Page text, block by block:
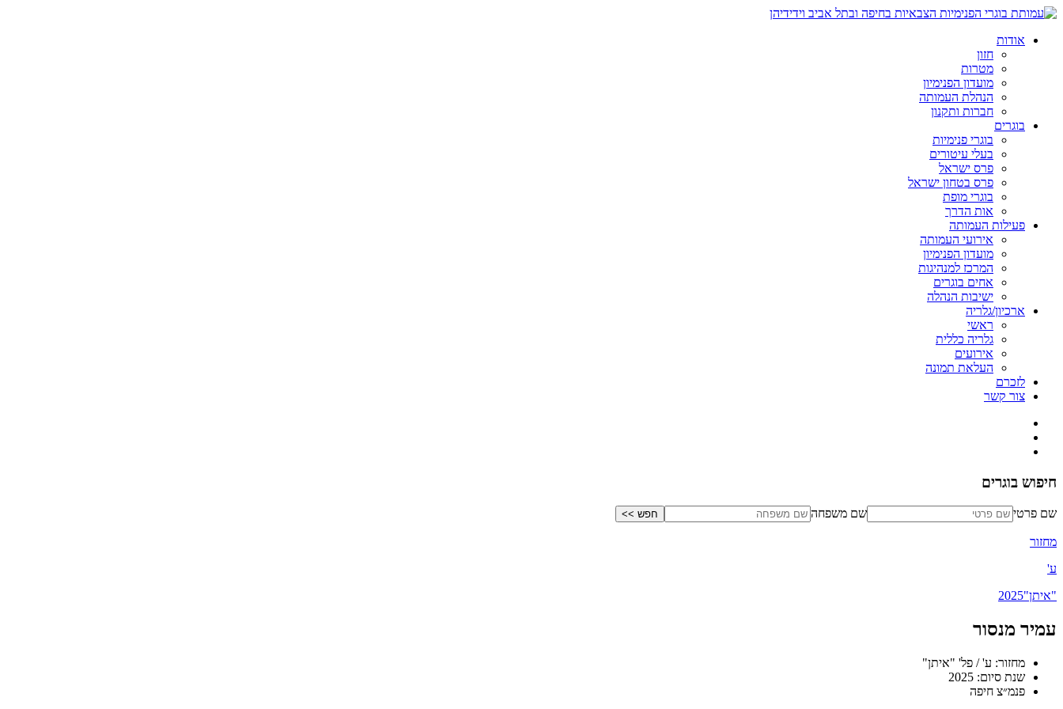
אודות
חזון
מטרות
מועדון הפנימיון
הנהלת העמותה
חברות ותקנון
בוגרים
בוגרי פנימיות
בעלי עיטורים
פרס ישראל
פרס בטחון ישראל
בוגרי מופת
אות הדרך
פעילות העמותה
אירועי העמותה
מועדון הפנימיון
המרכז למנהיגות
אחים בוגרים
ישיבות הנהלה
ארכיון/גלריה
ראשי
גלריה כללית
אירועים
העלאת תמונה
לזכרם
צור קשר
חיפוש בוגרים
שם פרטי שם משפחה
מחזור
ע'
"איתן"2025
עמיר מנסור
מחזור: ע' / פל' "איתן"
שנת סיום: 2025
פנמ״צ חיפה